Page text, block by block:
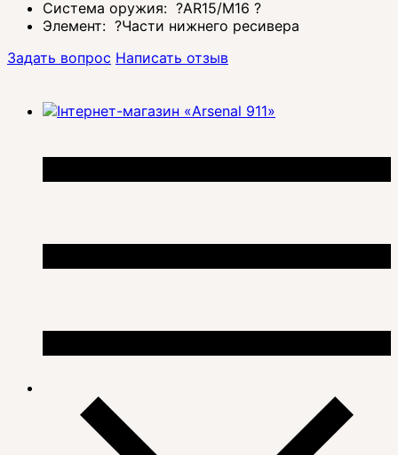
Система оружия: ?AR15/M16 ?
Элемент: ?Части нижнего ресивера
Задать вопрос Написать отзыв